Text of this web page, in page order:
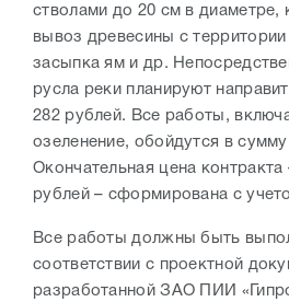
стволами до 20 см в диаметре,
вывоз древесины с территории
засыпка ям и др.
русла реки планируют
282 рублей. Все работы,
озеленение, обойдутся в
Окончательная цена
рублей – сформирована с
Все работы должны быть
соответствии с проектной
разработанной ЗАО ПИИ